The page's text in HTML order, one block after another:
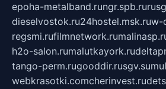
epoha-metalband.rungr.spb.ru
dieselvostok.ru24hostel.msk.ruw-
regsmi.rufilmnetwork.ru
h2o-salon.rumalutkayork.ru
tango-perm.rugooddir.rusgv.su
webkrasotki.comcherinvest.ru